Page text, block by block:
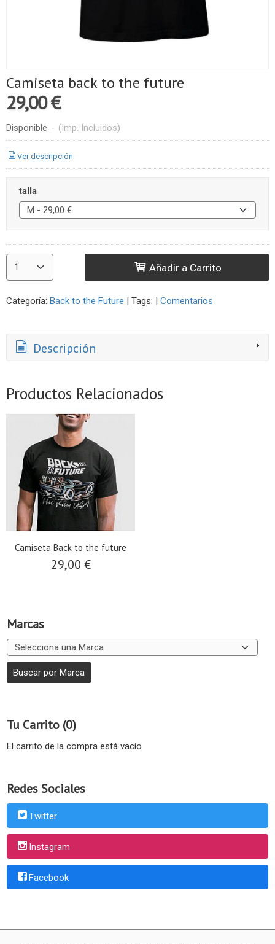
Marcas
Tu Carrito (0)
El carrito de la compra está vacío
Redes Sociales
Twitter
Instagram
Facebook
Camiseta back to the future
29,00 €
Disponible - (Imp. Incluidos)
Ver descripción
talla
Añadir a Carrito
Categoría: Back to the Future Tags: Comentarios
Descripción
Productos Relacionados
Camiseta Back to the future
29,00 €